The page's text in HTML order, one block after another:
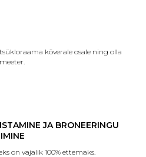
kõverale osale ning olla
JA BRONEERINGU
on vajalik 100% ettemaks.